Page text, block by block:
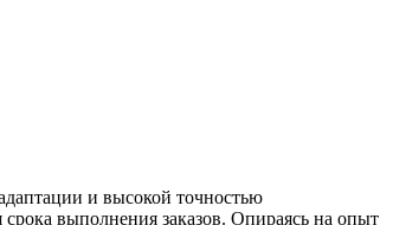
и высокой точностью
выполнения заказов. Опираясь на опыт